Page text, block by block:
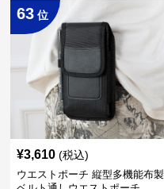
63 位
¥3,610 (税込)
ウエストポーチ 縦型多機能布製